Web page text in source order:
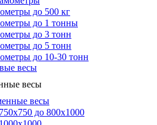
до 500 кг
до 1 тонны
до 3 тонн
до 5 тонн
до 10-30 тонн
весы
весы
весы
до 800х1000